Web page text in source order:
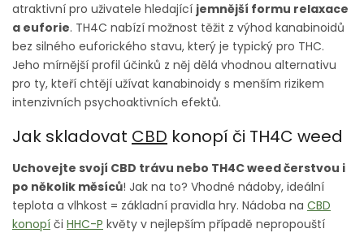
atraktivní pro uživatele hledající jemnější formu relaxace
a euforie. TH4C nabízí možnost těžit z výhod kanabinoidů
bez silného euforického stavu, který je typický pro THC.
Jeho mírnější profil účinků z něj dělá vhodnou alternativu
pro ty, kteří chtějí užívat kanabinoidy s menším rizikem
intenzivních psychoaktivních efektů.
Jak skladovat CBD konopí či TH4C weed
Uchovejte svojí CBD trávu nebo TH4C weed čerstvou i
po několik měsíců! Jak na to? Vhodné nádoby, ideální
teplota a vlhkost = základní pravidla hry. Nádoba na CBD
konopí či HHC-P květy v nejlepším případě nepropouští